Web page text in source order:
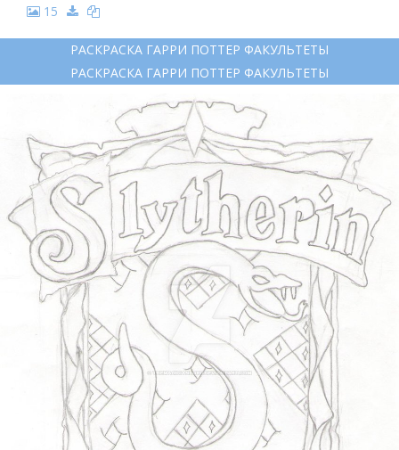
15
РАСКРАСКА ГАРРИ ПОТТЕР ФАКУЛЬТЕТЫ
РАСКРАСКА ГАРРИ ПОТТЕР ФАКУЛЬТЕТЫ